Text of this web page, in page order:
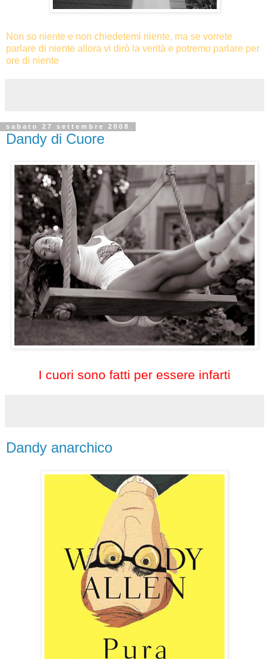
Non so niente e non chiedetemi niente, ma se vorrete
parlare di niente allora vi dirò la verità e potremo parlare per
ore di niente
sabato 27 settembre 2008
Dandy di Cuore
I cuori sono fatti per essere infarti
Dandy anarchico